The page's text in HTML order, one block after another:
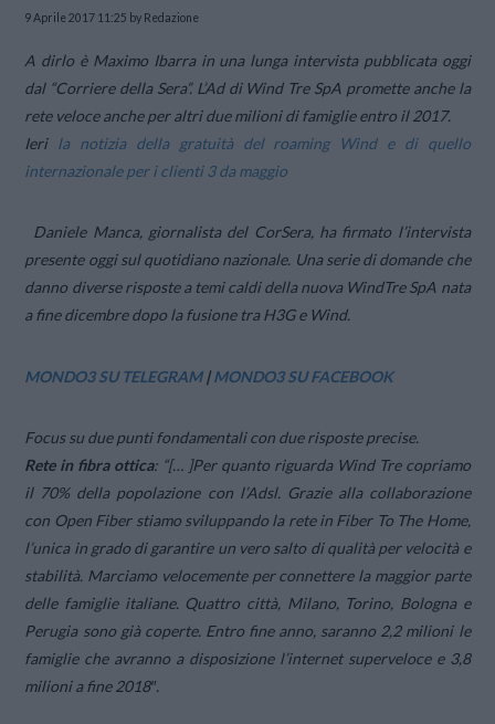
9 Aprile 2017 11:25 by Redazione
A dirlo è Maximo Ibarra in una lunga intervista pubblicata oggi
dal “Corriere della Sera”. L’Ad di Wind Tre SpA promette anche la
rete veloce anche per altri due milioni di famiglie entro il 2017.
Ieri la notizia della gratuità del roaming Wind e di quello
internazionale per i clienti 3 da maggio
Daniele Manca, giornalista del CorSera, ha firmato l’intervista
presente oggi sul quotidiano nazionale. Una serie di domande che
danno diverse risposte a temi caldi della nuova WindTre SpA nata
a fine dicembre dopo la fusione tra H3G e Wind.
MONDO3 SU TELEGRAM|MONDO3 SU FACEBOOK
Focus su due punti fondamentali con due risposte precise.
Rete in fibra ottica: “[… ]Per quanto riguarda Wind Tre copriamo
il 70% della popolazione con l’Adsl. Grazie alla collaborazione
con Open Fiber stiamo sviluppando la rete in Fiber To The Home,
l’unica in grado di garantire un vero salto di qualità per velocità e
stabilità. Marciamo velocemente per connettere la maggior parte
delle famiglie italiane. Quattro città, Milano, Torino, Bologna e
Perugia sono già coperte. Entro fine anno, saranno 2,2 milioni le
famiglie che avranno a disposizione l’internet superveloce e 3,8
milioni a fine 2018″.